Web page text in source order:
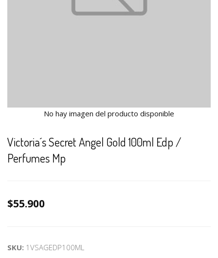
No hay imagen del producto disponible
Victoria´s Secret Angel Gold 100ml Edp /
Perfumes Mp
$55.900
SKU: 1VSAGEDP100ML